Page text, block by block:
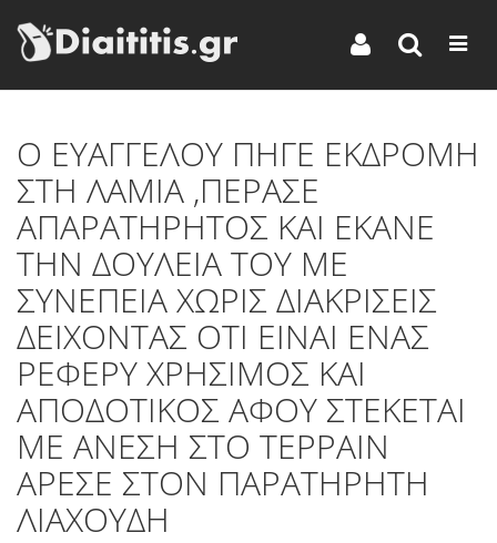
Ο ΕΥΑΓΓΕΛΟΥ ΠΗΓΕ ΕΚΔΡΟΜΗ
ΣΤΗ ΛΑΜΙΑ ,ΠΕΡΑΣΕ
ΑΠΑΡΑΤΗΡΗΤΟΣ ΚΑΙ ΕΚΑΝΕ
ΤΗΝ ΔΟΥΛΕΙΑ ΤΟΥ ΜΕ
ΣΥΝΕΠΕΙΑ ΧΩΡΙΣ ΔΙΑΚΡΙΣΕΙΣ
ΔΕΙΧΟΝΤΑΣ ΟΤΙ ΕΙΝΑΙ ΕΝΑΣ
ΡΕΦΕΡΥ ΧΡΗΣΙΜΟΣ ΚΑΙ
ΑΠΟΔΟΤΙΚΟΣ ΑΦΟΥ ΣΤΕΚΕΤΑΙ
ΜΕ ΑΝΕΣΗ ΣΤΟ ΤΕΡΡΑΙΝ
ΑΡΕΣΕ ΣΤΟΝ ΠΑΡΑΤΗΡΗΤΗ
ΛΙΑΧΟΥΔΗ